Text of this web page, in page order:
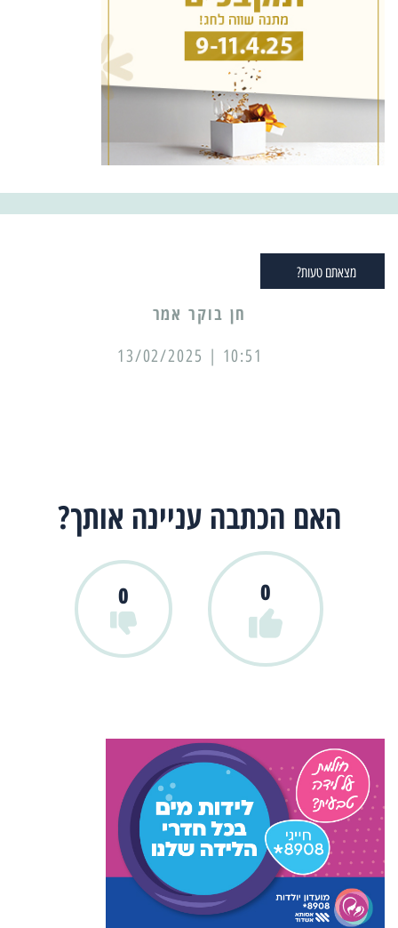
מצאתם טעות?
10:51 | 13/02/2025
האם הכתבה עניינה אותך?
0
0